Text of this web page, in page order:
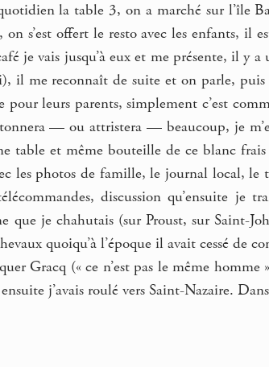
la table 3, on a marché sur l’île
s’est offert le resto avec les enfants,
je vais jusqu’à eux et me présente, il y
il me reconnaît de suite et on parle,
pour leurs parents, simplement c’est
— ou attristera — beaucoup, je
table et même bouteille de ce blanc frais
les photos de famille, le journal local,
discussion qu’ensuite je
que je chahutais (sur Proust, sur Saint-
quoiqu’à l’époque il avait cessé de
Gracq (« ce n’est pas le même
j’avais roulé vers Saint-Nazaire.